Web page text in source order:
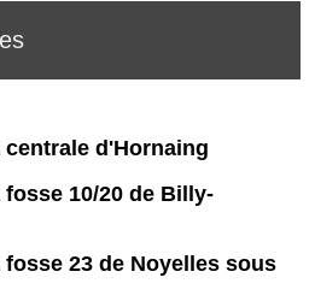
d'Hornaing
10/20 de Billy-
23 de Noyelles sous